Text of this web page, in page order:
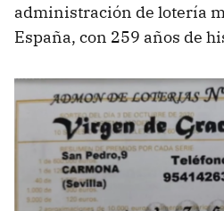
administración de lotería
España, con 259 años de